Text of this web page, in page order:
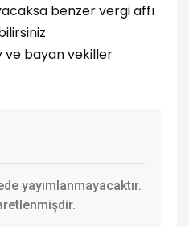
benzer vergi affı
ve bayan vekiller
yayımlanmayacaktır.